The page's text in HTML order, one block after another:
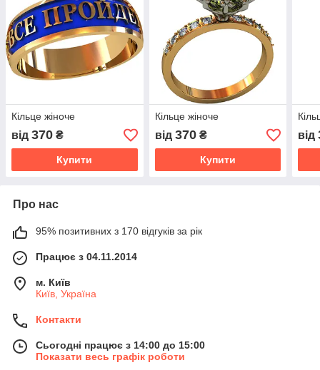
Кільце жіноче
від 370 ₴
Купити
Кільце жіноче
від 370₴
Купити
від
Про нас
95% позитивних з 170 відгуків за рік
Працює з 04.11.2014
м. Київ
Київ, Україна
Контакти
Сьогодні працює з 14:00 до 15:00
Показати весь графік роботи